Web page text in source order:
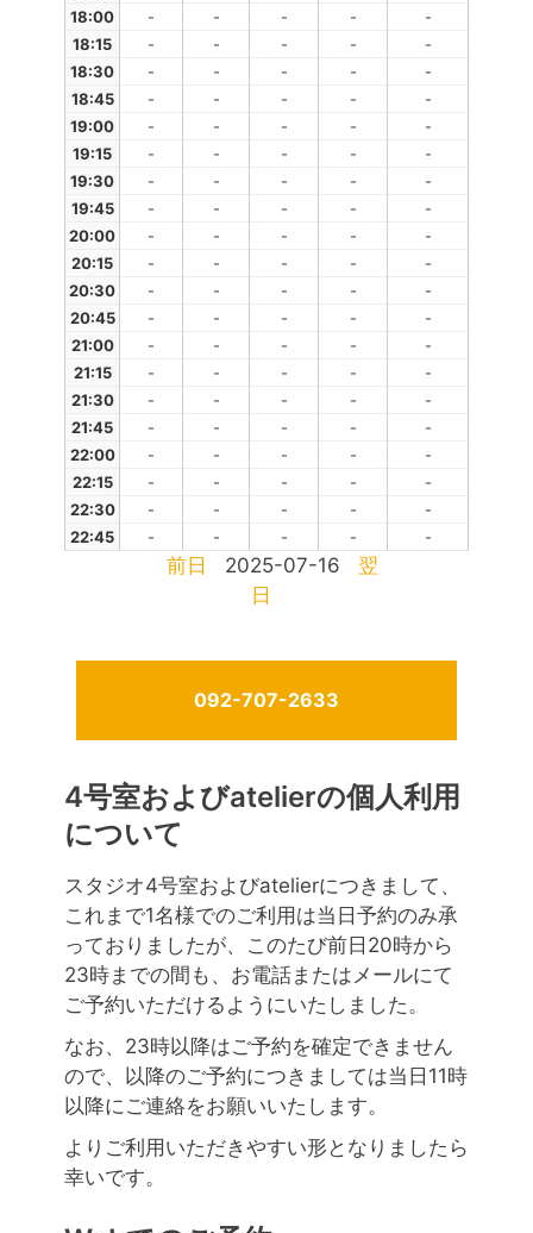
18:00
- - - -
-
18:15
- - - -
-
18:30
- - - -
-
18:45
- - - -
-
19:00
- - - -
-
19:15
- - - -
-
19:30
- - - -
-
19:45
- - - -
-
20:00
- - - -
-
20:15
- - - -
-
20:30
- - - -
-
20:45
- - - -
-
21:00
- - - -
-
21:15
- - - -
-
21:30
- - - -
-
21:45
- - - -
-
22:00
- - - -
-
22:15
- - - -
-
22:30
- - - -
-
22:45
- - - - -
前日 2025-07-16
翌
日
092-707-2633
4号室およびatelierの個人利用
について
スタジオ4号室およびatelierにつきまして、
これまで1名様でのご利用は当日予約のみ承
っておりましたが、このたび前日20時から
23時までの間も、お電話またはメールにて
ご予約いただけるようにいたしました。
なお、23時以降はご予約を確定できません
ので、以降のご予約につきましては当日11時
以降にご連絡をお願いいたします。
よりご利用いただきやすい形となりましたら
幸いです。